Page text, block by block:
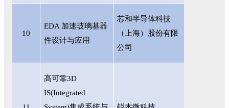
10
EDA 加速玻璃基器
件设计与应用
芯和半导体科技
（上海）股份有限
公司
高可靠3D
IS(Integrated